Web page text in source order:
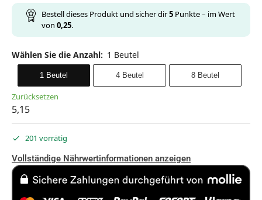
Bestell dieses Produkt und sicher dir5 Punkte – im Wert
von 0,25.
Wählen Sie die Anzahl: 1 Beutel
1 Beutel 4 Beutel 8 Beutel
Zurücksetzen
5,15
201 vorrätig
Vollständige Nährwertinformationen anzeigen